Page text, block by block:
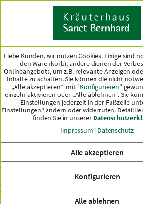
Land
Ok
KATEGORIEN ANGEBOTE
versandkostenfrei
innerhalb Deutschlands
Liebe Kunden, wir nutzen Cookies. Einige sind
den Warenkorb), andere dienen der
Onlineangebots, um z.B. relevante Anzeigen
Inhalte zu schalten. Sie können die nicht
„Alle akzeptieren“, mit "Konfigurieren"
einzeln aktivieren oder „Alle ablehnen“. Sie
Einstellungen jederzeit in der Fußzeile
Einstellungen“ ändern oder widerrufen.
finden Sie in unserer
Impressum | Datenschutz
Alle akzeptieren
Konfigurieren
Alle ablehnen